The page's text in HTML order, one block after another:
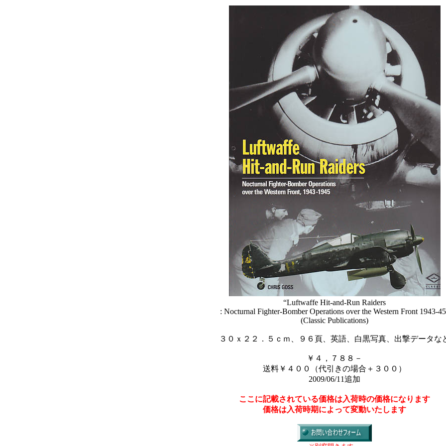
“Luftwaffe Hit-and-Run Raiders
: Nocturnal Fighter-Bomber Operations over the Western Front 1943-
(Classic Publications)
３０ｘ２２．５ｃｍ、９６頁、英語、白黒写真、出撃データな
￥４，７８８－
送料￥４００（代引きの場合＋３００）
2009/06/11追加
ここに記載されている価格は入荷時の価格になります
価格は入荷時期によって変動いたします